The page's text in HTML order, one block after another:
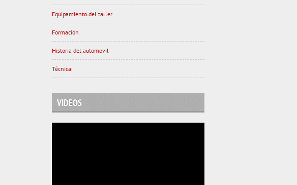
Equipamiento del taller
Formación
Historia del automovil
Técnica
VIDEOS